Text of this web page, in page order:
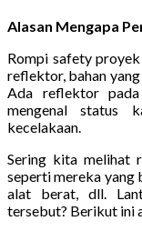
Alasan Mengapa
Rompi safety
reflektor, bahan
Ada reflektor
mengenal status
kecelakaan.
Sering kita melihat
seperti mereka yang
alat berat, dll.
tersebut? Berikut ini